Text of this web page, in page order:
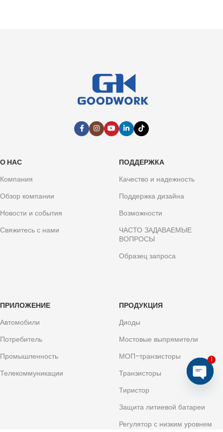
О НАС
Компания
Обзор компании
Новости и события
Свяжитесь с нами
ПОДДЕРЖКА
Качество и надежность
Поддержка дизайна
Возможности
ЧАСТО ЗАДАВАЕМЫЕ
ВОПРОСЫ
Образец запроса
ПРИЛОЖЕНИЕ
Автомобили
Потребитель
Промышленность
Телекоммуникации
ПРОДУКЦИЯ
Диоды
Мостовые выпрямители
МОП-транзисторы
Транзисторы
Тиристор
Защита литиевой батареи
Регулятор с низким уровнем
1